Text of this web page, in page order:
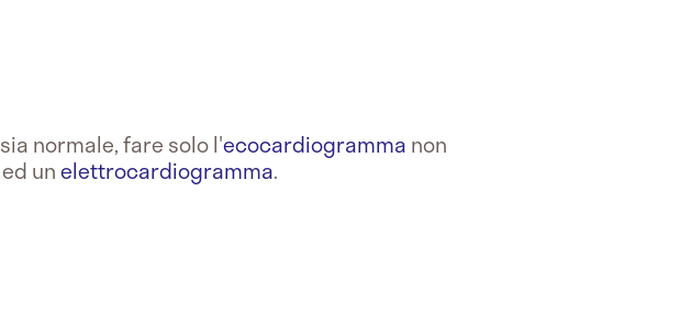
sia normale, fare solo l'ecocardiogramma non
ed unelettrocardiogramma.